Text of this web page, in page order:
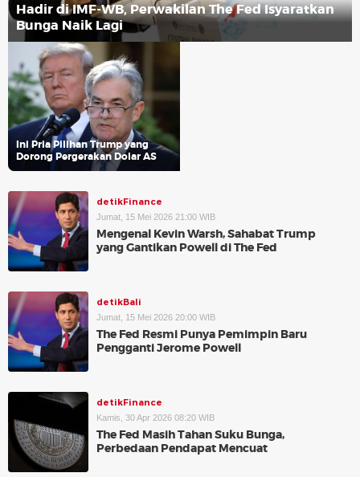
Hadir di IMF-WB, Perwakilan The Fed Isyaratkan
Bunga Naik Lagi
Ini Pria Pilihan Trump yang
Dorong Pergerakan Dolar AS
detikFinance
Jumat, 15 Mei 2026 21:00 WIB
Mengenal Kevin Warsh, Sahabat Trump
yang Gantikan Powell di The Fed
detikBali
Jumat, 15 Mei 2026 20:00 WIB
The Fed Resmi Punya Pemimpin Baru
Pengganti Jerome Powell
detikFinance
Kamis, 30 Apr 2026 08:20 WIB
The Fed Masih Tahan Suku Bunga,
Perbedaan Pendapat Mencuat